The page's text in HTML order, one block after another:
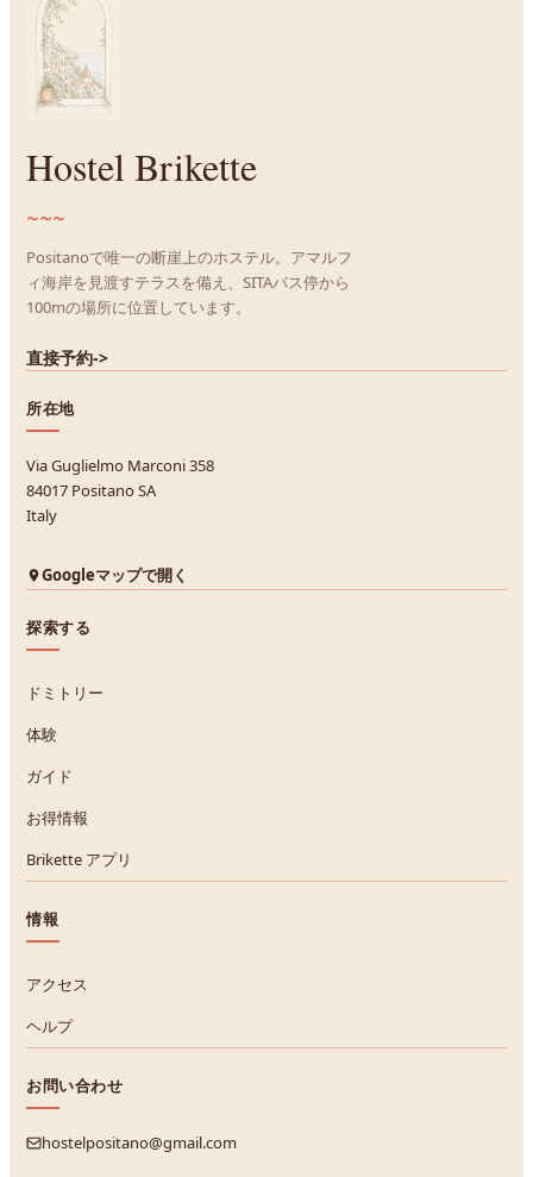
Hostel Brikette
~~~
Positanoで唯一の断崖上のホステル。アマルフ
ィ海岸を見渡すテラスを備え、SITAバス停から
100mの場所に位置しています。
直接予約->
所在地
Via Guglielmo Marconi 358
84017 Positano SA
Italy
Googleマップで開く
探索する
ドミトリー
体験
ガイド
お得情報
Brikette アプリ
情報
アクセス
ヘルプ
お問い合わせ
hostelpositano@gmail.com